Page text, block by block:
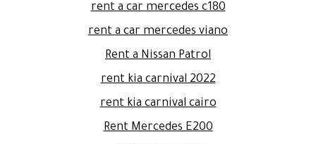
rent a car mercedes c180
rent a car mercedes viano
Rent a Nissan Patrol
rent kia carnival 2022
rent kia carnival cairo
Rent Mercedes E200